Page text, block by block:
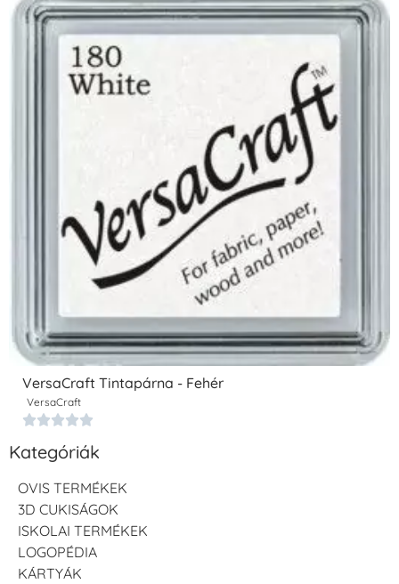
VersaCraft Tintapárna - Fehér
VersaCraft

Kategóriák
OVIS TERMÉKEK
3D CUKISÁGOK
ISKOLAI TERMÉKEK
LOGOPÉDIA
KÁRTYÁK